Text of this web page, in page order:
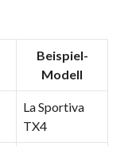
Beispiel-
Modell
La Sportiva
TX4